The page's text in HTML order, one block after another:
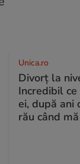
Unica.ro
Divorț la
Incredibil
ei, după ani
rău când